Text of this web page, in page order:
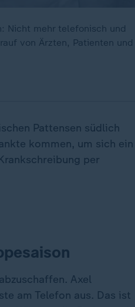
Nicht mehr telefonisch und
von Ärzten, Patienten und
Pattensen südlich
kommen, um sich ein
per
Axel
am Telefon aus. Das ist